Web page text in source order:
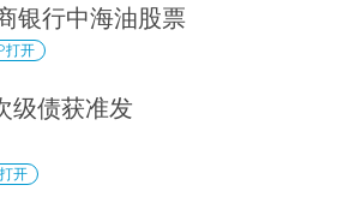
银行中海油股票
打开
级债获准发
开